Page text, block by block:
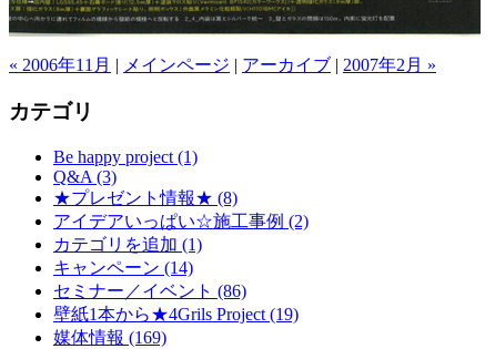
« 2006年11月 | メインページ | アーカイブ | 2007年2月 »
カテゴリ
Be happy project (1)
Q&A (3)
★プレゼント情報★ (8)
アイデアいっぱい☆施工事例 (2)
カテゴリを追加 (1)
キャンペーン (14)
セミナー／イベント (86)
壁紙1本から★4Grils Project (19)
媒体情報 (169)